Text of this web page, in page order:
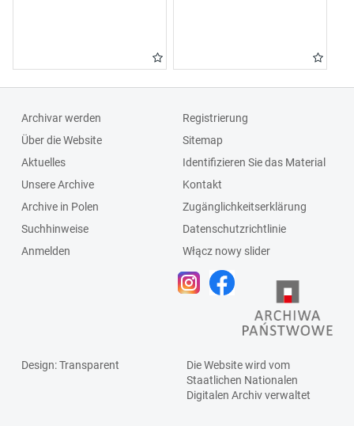
Archivar werden
Über die Website
Aktuelles
Unsere Archive
Archive in Polen
Suchhinweise
Anmelden
Registrierung
Sitemap
Identifizieren Sie das Material
Kontakt
Zugänglichkeitserklärung
Datenschutzrichtlinie
Włącz nowy slider
Design: Transparent
Die Website wird vom
Staatlichen Nationalen
Digitalen Archivverwaltet